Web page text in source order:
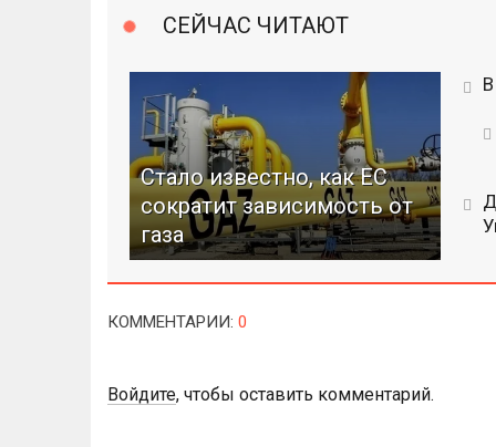
СЕЙЧАС ЧИТАЮТ
Стало известно, как ЕС
сократит зависимость от
газа
КОММЕНТАРИИ: 0
Войдите, чтобы оставить комментарий.